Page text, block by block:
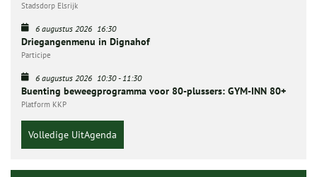
Stadsdorp Elsrijk
6 augustus 2026 16:30
Driegangenmenu in Dignahof
Participe
6 augustus 2026 10:30-11:30
Buenting beweegprogramma voor 80-plussers: GYM-INN 80+
Platform KKP
Volledige UitAgenda